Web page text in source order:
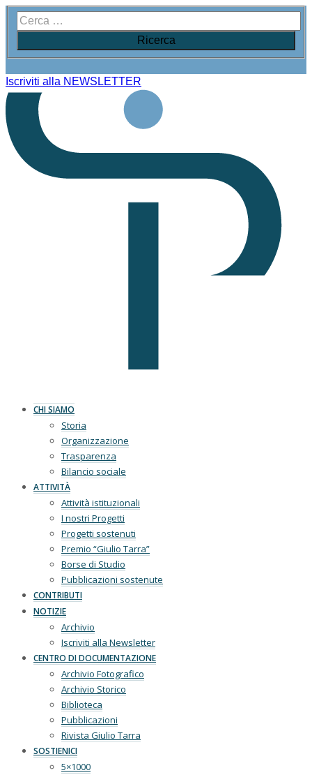
Iscriviti alla NEWSLETTER
CHI SIAMO
Storia
Organizzazione
Trasparenza
Bilancio sociale
ATTIVITÀ
Attività istituzionali
I nostri Progetti
Progetti sostenuti
Premio “Giulio Tarra”
Borse di Studio
Pubblicazioni sostenute
CONTRIBUTI
NOTIZIE
Archivio
Iscriviti alla Newsletter
CENTRO DI DOCUMENTAZIONE
Archivio Fotografico
Archivio Storico
Biblioteca
Pubblicazioni
Rivista Giulio Tarra
SOSTIENICI
5×1000